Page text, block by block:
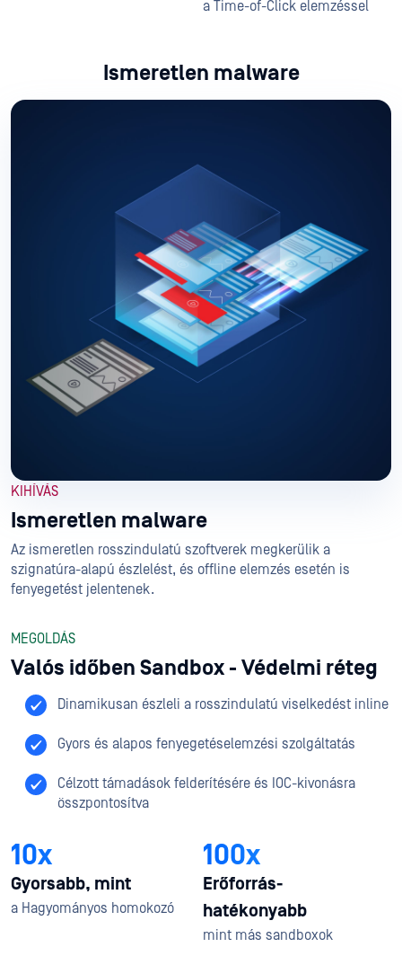
a Time-of-Click elemzéssel
Ismeretlen malware
KIHÍVÁS
Ismeretlen malware
Az ismeretlen rosszindulatú szoftverek megkerülik a
szignatúra-alapú észlelést, és offline elemzés esetén is
fenyegetést jelentenek.
MEGOLDÁS
Valós időben Sandbox - Védelmi réteg
Dinamikusan észleli a rosszindulatú viselkedést inline
Gyors és alapos fenyegetéselemzési szolgáltatás
Célzott támadások felderítésére és IOC-kivonásra
összpontosítva
10x
Gyorsabb, mint
a Hagyományos homokozó
100x
Erőforrás-
hatékonyabb
mint más sandboxok